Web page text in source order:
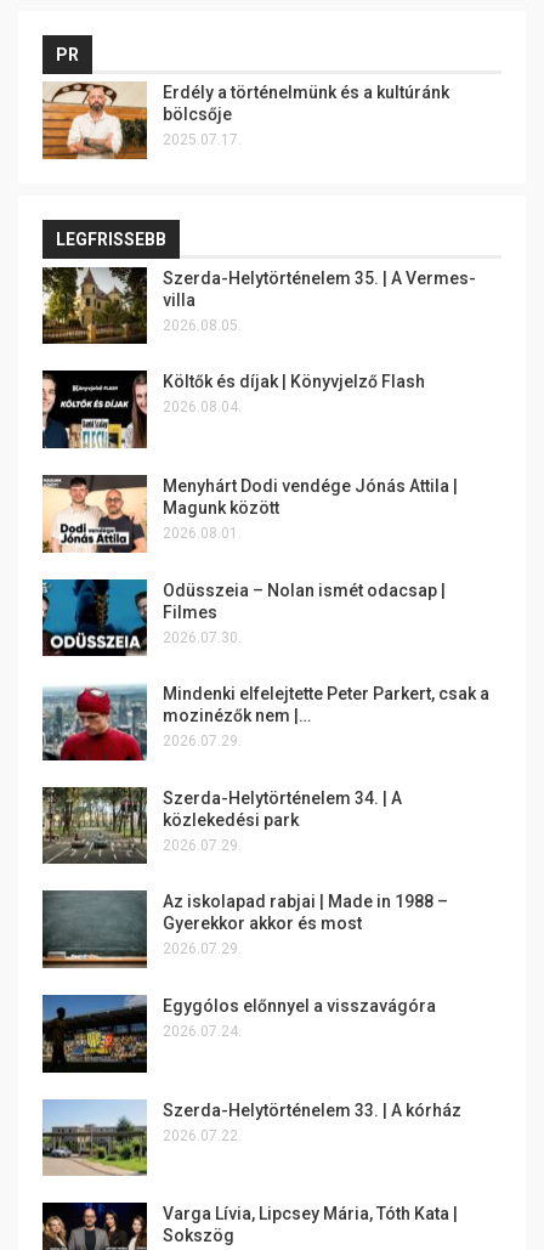
PR
Erdély a történelmünk és a kultúránk
bölcsője
2025.07.17.
LEGFRISSEBB
Szerda-Helytörténelem 35. | A Vermes-
villa
2026.08.05.
Költők és díjak | Könyvjelző Flash
2026.08.04.
Menyhárt Dodi vendége Jónás Attila |
Magunk között
2026.08.01.
Odüsszeia – Nolan ismét odacsap |
Filmes
2026.07.30.
Mindenki elfelejtette Peter Parkert, csak a
mozinézők nem |…
2026.07.29.
Szerda-Helytörténelem 34. | A
közlekedési park
2026.07.29.
Az iskolapad rabjai | Made in 1988 –
Gyerekkor akkor és most
2026.07.29.
Egygólos előnnyel a visszavágóra
2026.07.24.
Szerda-Helytörténelem 33. | A kórház
2026.07.22.
Varga Lívia, Lipcsey Mária, Tóth Kata |
Sokszög